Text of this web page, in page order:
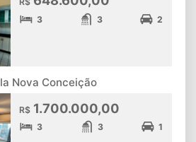
3 3 2
Nova Conceição
R$ 1.700.000,00
3 3 1